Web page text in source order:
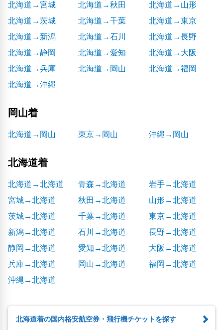
北海道→宮城
北海道→秋田
北海道→山形
北海道→茨城
北海道→千葉
北海道→東京
北海道→新潟
北海道→石川
北海道→長野
北海道→静岡
北海道→愛知
北海道→大阪
北海道→兵庫
北海道→岡山
北海道→福岡
北海道→沖縄
岡山着
北海道→岡山 東京→岡山 沖縄→岡山
北海道着
北海道→北海道 青森→北海道
岩手→北海道
宮城→北海道
秋田→北海道
山形→北海道
茨城→北海道
千葉→北海道
東京→北海道
新潟→北海道
石川→北海道
長野→北海道
静岡→北海道
愛知→北海道
大阪→北海道
兵庫→北海道
岡山→北海道
福岡→北海道
沖縄→北海道
北海道着の国内格安航空券・飛行機チケットを探す